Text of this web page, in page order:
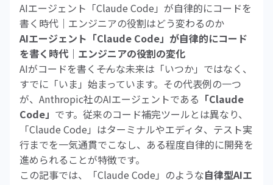
AIエージェント「Claude Code」が自律的にコードを
書く時代｜エンジニアの役割はどう変わるのか
AIエージェント「Claude Code」が自律的にコード
を書く時代｜エンジニアの役割の変化
AIがコードを書く――そんな未来は「いつか」ではなく、
すでに「いま」始まっています。その代表例の一つ
が、Anthropic社のAIエージェントである 「Claude
Code」 です。従来のコード補完ツールとは異なり、
「Claude Code」はターミナルやエディタ、テスト実
行までを一気通貫でこなし、ある程度自律的に開発を
進められることが特徴です。
この記事では、「Claude Code」のような自律型AIエ